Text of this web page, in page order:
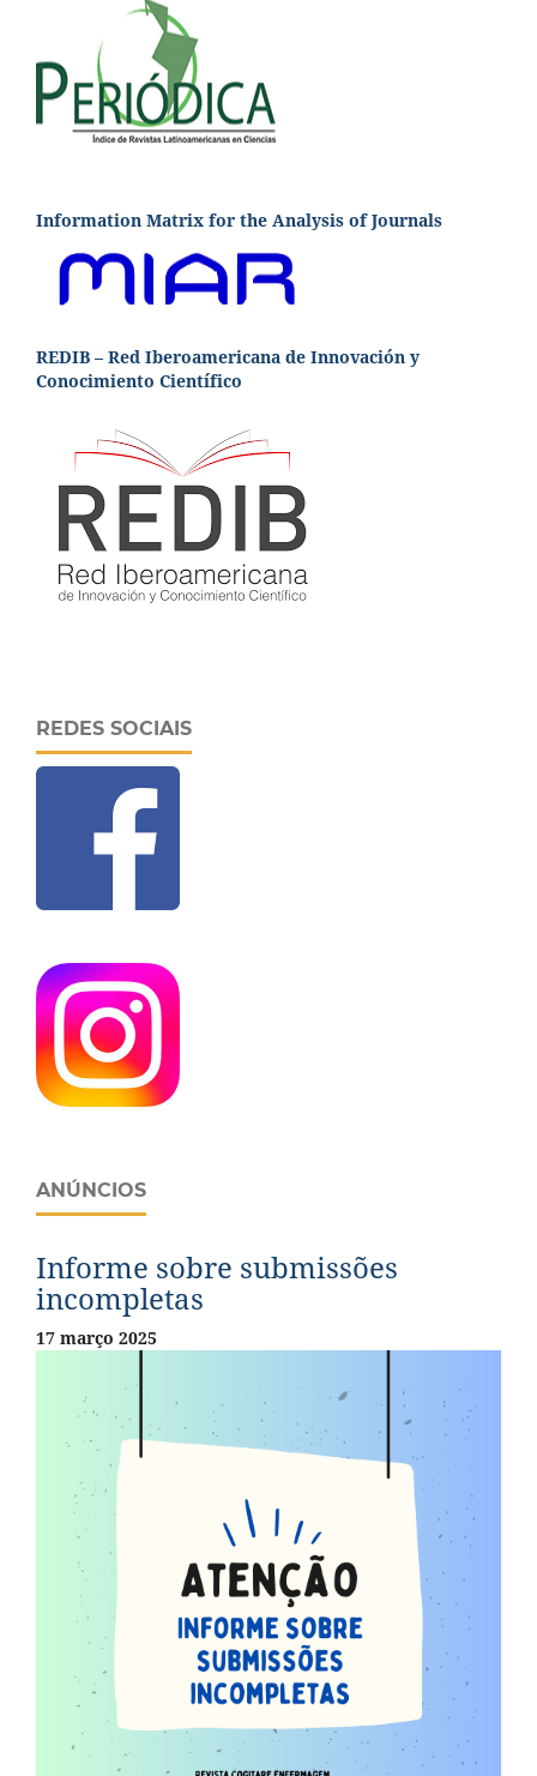
Information Matrix for the Analysis of Journals
REDIB – Red Iberoamericana de Innovación y
Conocimiento Científico
REDES SOCIAIS
ANÚNCIOS
Informe sobre submissões
incompletas
17 março 2025